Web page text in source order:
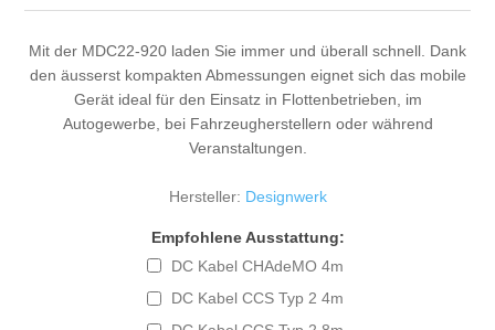
Mit der MDC22-920 laden Sie immer und überall schnell. Dank
den äusserst kompakten Abmessungen eignet sich das mobile
Gerät ideal für den Einsatz in Flottenbetrieben, im
Autogewerbe, bei Fahrzeugherstellern oder während
Veranstaltungen.
Hersteller: Designwerk
Empfohlene Ausstattung:
DC Kabel CHAdeMO 4m
DC Kabel CCS Typ 2 4m